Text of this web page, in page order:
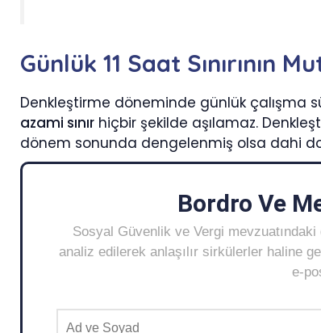
Günlük 11 Saat Sınırının
Denkleştirme döneminde günlük çalışma
azami sınır hiçbir şekilde aşılamaz.
dönem sonunda dengelenmiş olsa dahi
Bordro Ve
Sosyal Güvenlik ve Vergi mevzuatındaki
analiz edilerek anlaşılır sirkülerler haline
e-